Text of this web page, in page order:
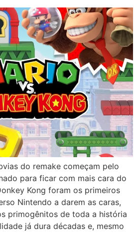
do remake começam pelo
para ficar com mais cara do
Kong foram os primeiros
Nintendo a darem as caras,
primogênitos de toda a história
já dura décadas e, mesmo